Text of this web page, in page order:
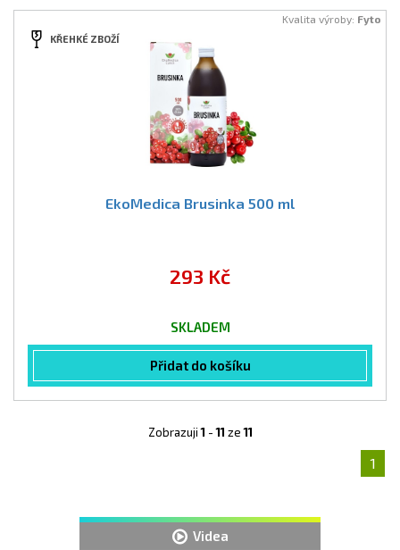
Kvalita výroby: Fyto
KŘEHKÉ ZBOŽÍ
EkoMedica Brusinka 500 ml
293 Kč
SKLADEM
Přidat do košíku
Zobrazuji1 -11 ze11
1
Videa